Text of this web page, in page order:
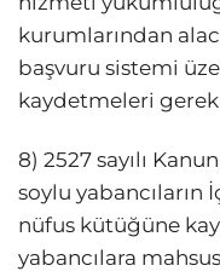
kurumlarından
başvuru sistemi
kaydetmeleri
8) 2527 sayılı
soylu yabancıların
nüfus kütüğüne
yabancılara